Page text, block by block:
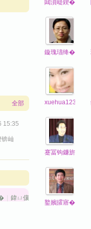
全部
15:35
屾
鍏ㄩ儴
閮濆崼鍥�
鏇瑰瓙绛�
xuehua123
蹇冨钩鐮旂┒瀹
鐜嬪皬寤�